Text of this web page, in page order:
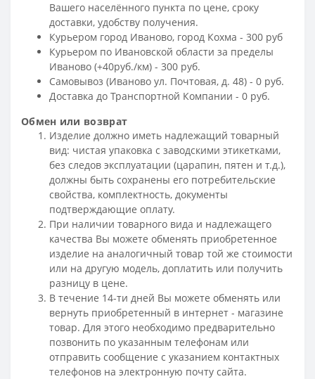
Вашего населённого пункта по цене, сроку
доставки, удобству получения.
Курьером город Иваново, город Кохма - 300 руб
Курьером по Ивановской области за пределы
Иваново (+40руб./км) - 300 руб.
Самовывоз (Иваново ул. Почтовая, д. 48) - 0 руб.
Доставка до Транспортной Компании - 0 руб.
Обмен или возврат
Изделие должно иметь надлежащий товарный
вид: чистая упаковка с заводскими этикетками,
без следов эксплуатации (царапин, пятен и т.д.),
должны быть сохранены его потребительские
свойства, комплектность, документы
подтверждающие оплату.
При наличии товарного вида и надлежащего
качества Вы можете обменять приобретенное
изделие на аналогичный товар той же стоимости
или на другую модель, доплатить или получить
разницу в цене.
В течение 14-ти дней Вы можете обменять или
вернуть приобретенный в интернет - магазине
товар. Для этого необходимо предварительно
позвонить по указанным телефонам или
отправить сообщение с указанием контактных
телефонов на электронную почту сайта.